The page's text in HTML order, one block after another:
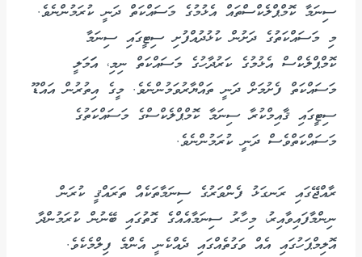
ސިނަމާ ކޮމްޕްލެކްސްތައް އެޅުމުގެ މަސައްކަތް ދަނީ ކުރަމުންނެވެ.
މި މަސައްކަތުގެ ދަށުން ކުޅުދުއްފުށި ސިޓީގައި ސިނަމާ
ކޮމްޕްލެކްސް އެޅުމުގެ ކަރުދާހުގެ މަސައްކަތް ނިމި، އަަމަލީ
މަސައްކަތް ފެށުމަށް ދަނީ ތައްޔާރުވަމުންނެވެ. މީގެ އިތުރުން އައްޑޫ
ސިޓީގައި ޤާއިމްކުރާ ސިނަމާ ކޮމްޕްލެކްސްގެ މަސައްކަތުގެ
މަސައްކަތްވެސް ދަނީ ކުރަމުންނެވެ.
ރާއްޖޭގައި ރަނގަޅު ފެންވަރުގެ ސިނަމާތަކެއް ތަރައްޤީ ކުރަން
ނިންމާފައިވާއިރު، މިހާރު ސިނަމާއެއްގެ ގޮތުގައި ބޭނުން ކުރަމުންދާ
އޮލިމްޕަހުގައި އެއް ވަގުތެއްގައި ދެއްކެނީ އެންމެ ފިލްމެކެވެ.